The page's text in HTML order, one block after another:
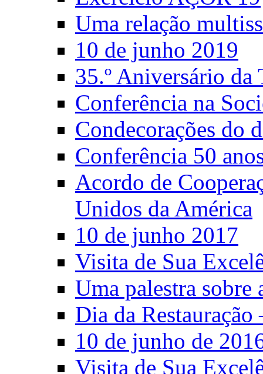
Uma relação
10 de junho 2019
35.º Aniversário
Conferência na
Condecorações do
Conferência 50
Acordo de
Unidos da América
10 de junho 2017
Visita de Sua
Uma palestra sobre
Dia da Restauração
10 de junho de
Visita de Sua